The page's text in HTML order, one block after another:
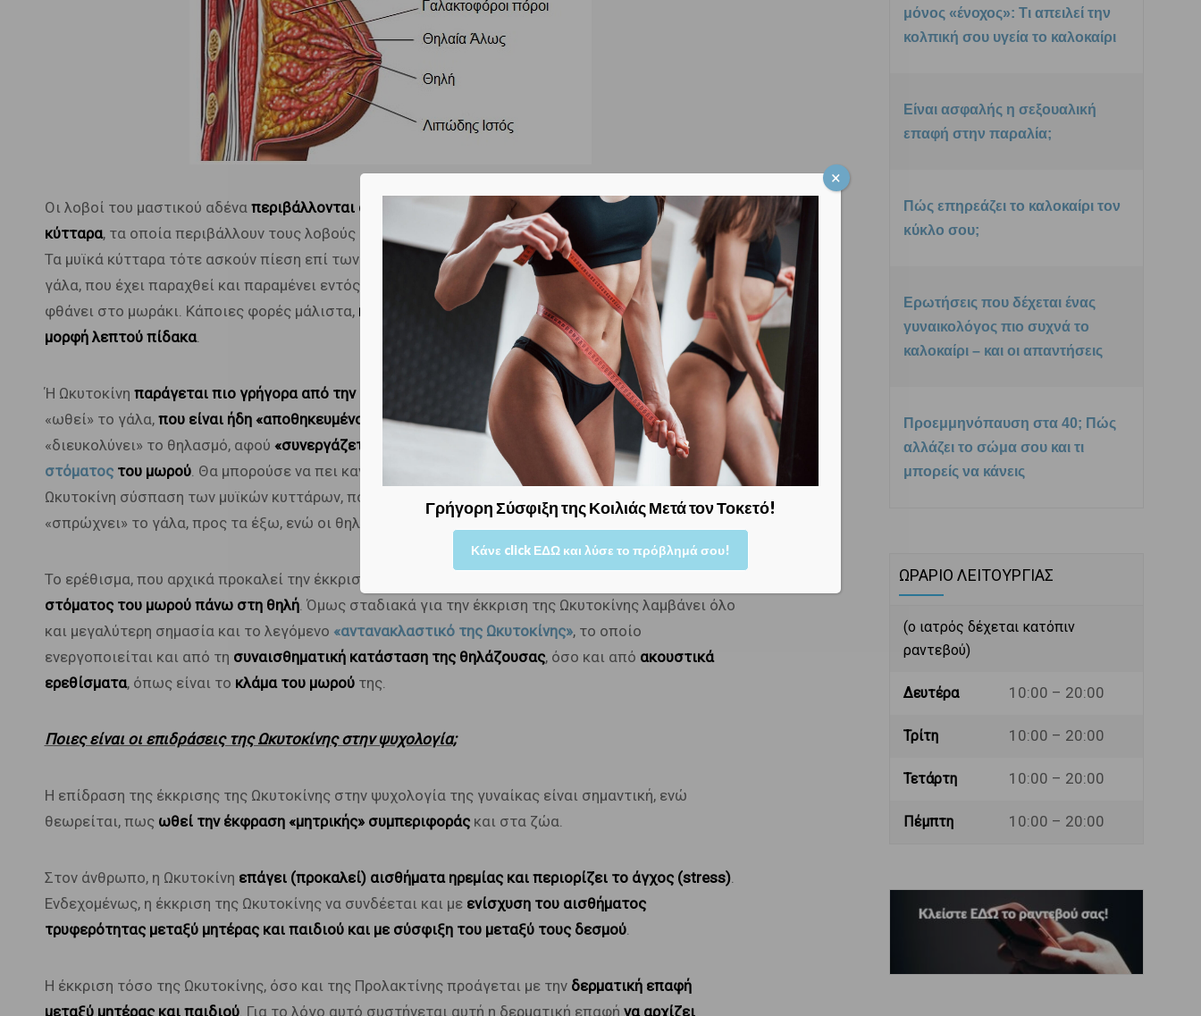
Οι λοβοί του μαστικού αδένα περιβάλλονται από μυϊκά κύτταρα . Η Ωκυτοκίνη
δρα πάνω στα μυϊκά
κύτταρα, τα οποία περιβάλλουν τους λοβούς του μαστικού αδένα καιπροκαλεί τη σύσπασή τους.
Τα μυϊκά κύτταρα τότε ασκούν πίεση επί των λοβών – τρόπον τινά τους «σφίγγουν» – οπότε και το
γάλα, που έχει παραχθεί και παραμένει εντός αυτών εκρέει από τους γαλακτοφόρους πόρους και
φθάνει στο μωράκι. Κάποιες φορές μάλιστα, η ροή του γάλακτος από εκ της θηλής παίρνει τη
μορφή λεπτού πίδακα.
Ή Ωκυτοκίνη παράγεται πιο γρήγορα από την
(προάγει την παραγωγή γάλακτος) και
«ωθεί» το γάλα, που είναι ήδη «αποθηκευμένο» εντός του μαστού
, προς το στόμα του μωρού και
«διευκολύνει» το θηλασμό, αφού «συνεργάζεται» με τη δράση των
θηλαστικών κινήσεων του
στόματοςτου μωρού. Θα μπορούσε να πει κανείς, πως – σχηματικά – η προκαλούμενη από την
Ωκυτοκίνη σύσπαση των μυϊκών κυττάρων, που περιβάλλουν τους λοβούς του μαστικού αδένα,
«σπρώχνει» το γάλα, προς τα έξω, ενώ οι θηλαστικές κινήσεις «ρουφούν» το γάλα προς τα έξω.
Το ερέθισμα, που αρχικά προκαλεί την έκκριση της Ωκυτοκίνης,
στόματος του μωρού πάνω στη θηλή. Όμως σταδιακά για την έκκριση της Ωκυτοκίνης λαμβάνει όλο
και μεγαλύτερη σημασία και το λεγόμενο «αντανακλαστικό της Ωκυτοκίνης», το οποίο
ενεργοποιείται και από τη συναισθηματική κατάσταση της θηλάζουσας, όσο και από ακουστικά
ερεθίσματα, όπως είναι το κλάμα του μωρούτης.
Ποιες είναι οι επιδράσεις της Ωκυτοκίνης στην ψυχολογία;
Η επίδραση της έκκρισης της Ωκυτοκίνης στην ψυχολογία της γυναίκας είναι σημαντική, ενώ
θεωρείται, πως ωθεί την έκφραση «μητρικής» συμπεριφοράςκαι στα ζώα.
Στον άνθρωπο, η Ωκυτοκίνη επάγει (προκαλεί) αισθήματα ηρεμίας και περιορίζει το άγχος (stress).
Ενδεχομένως, η έκκριση της Ωκυτοκίνης να συνδέεται και με ενίσχυση του αισθήματος
τρυφερότητας μεταξύ μητέρας και παιδιού και με σύσφιξη του μεταξύ τους δεσμού.
Η έκκριση τόσο της Ωκυτοκίνης, όσο και της Προλακτίνης προάγεται με την δερματική επαφή
μεταξύ μητέρας και παιδιού. Για το λόγο αυτό συστήνεται αυτή η δερματική επαφή να αρχίζει
μόνος «ένοχος»: Τι απειλεί την
κολπική σου υγεία το καλοκαίρι
Είναι ασφαλής η σεξουαλική
επαφή στην παραλία;
Πώς επηρεάζει το καλοκαίρι τον
κύκλο σου;
Ερωτήσεις που δέχεται ένας
γυναικολόγος πιο συχνά το
καλοκαίρι – και οι απαντήσεις
Προεμμηνόπαυση στα 40; Πώς
αλλάζει το σώμα σου και τι
μπορείς να κάνεις
ΩΡΑΡΙΟ ΛΕΙΤΟΥΡΓΙΑΣ
(ο ιατρός δέχεται κατόπιν
ραντεβού)
Δευτέρα 10:00 – 20:00
Τρίτη 10:00 – 20:00
Τετάρτη 10:00 – 20:00
Πέμπτη 10:00 – 20:00
Γρήγορη Σύσφιξη της Κοιλιάς Μετά τον Τοκετό!
Κάνε click ΕΔΩ και λύσε το πρόβλημά σου!